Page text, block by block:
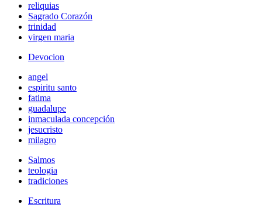
reliquias
Sagrado Corazón
trinidad
virgen maria
Devocion
angel
espiritu santo
fatima
guadalupe
inmaculada concepción
jesucristo
milagro
Salmos
teologia
tradiciones
Escritura